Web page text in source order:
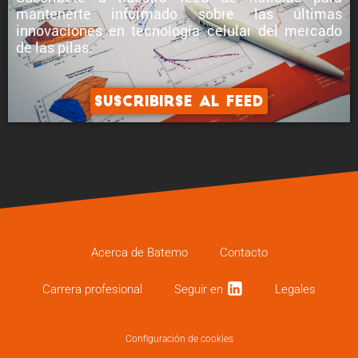
mantenerte informado sobrelas últimas
innovaciones en tecnología celulardel mercado
de las pilas.
Suscribirse al feed
Acerca de Batemo Contacto
Carrera profe­sional Seguir en Legales
Configuración de cookies